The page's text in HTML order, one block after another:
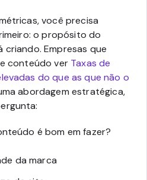
você precisa
o propósito do
Empresas que
conteúdo ver Taxas de
do que as que não o
abordagem estratégica,
é bom em fazer?
da marca